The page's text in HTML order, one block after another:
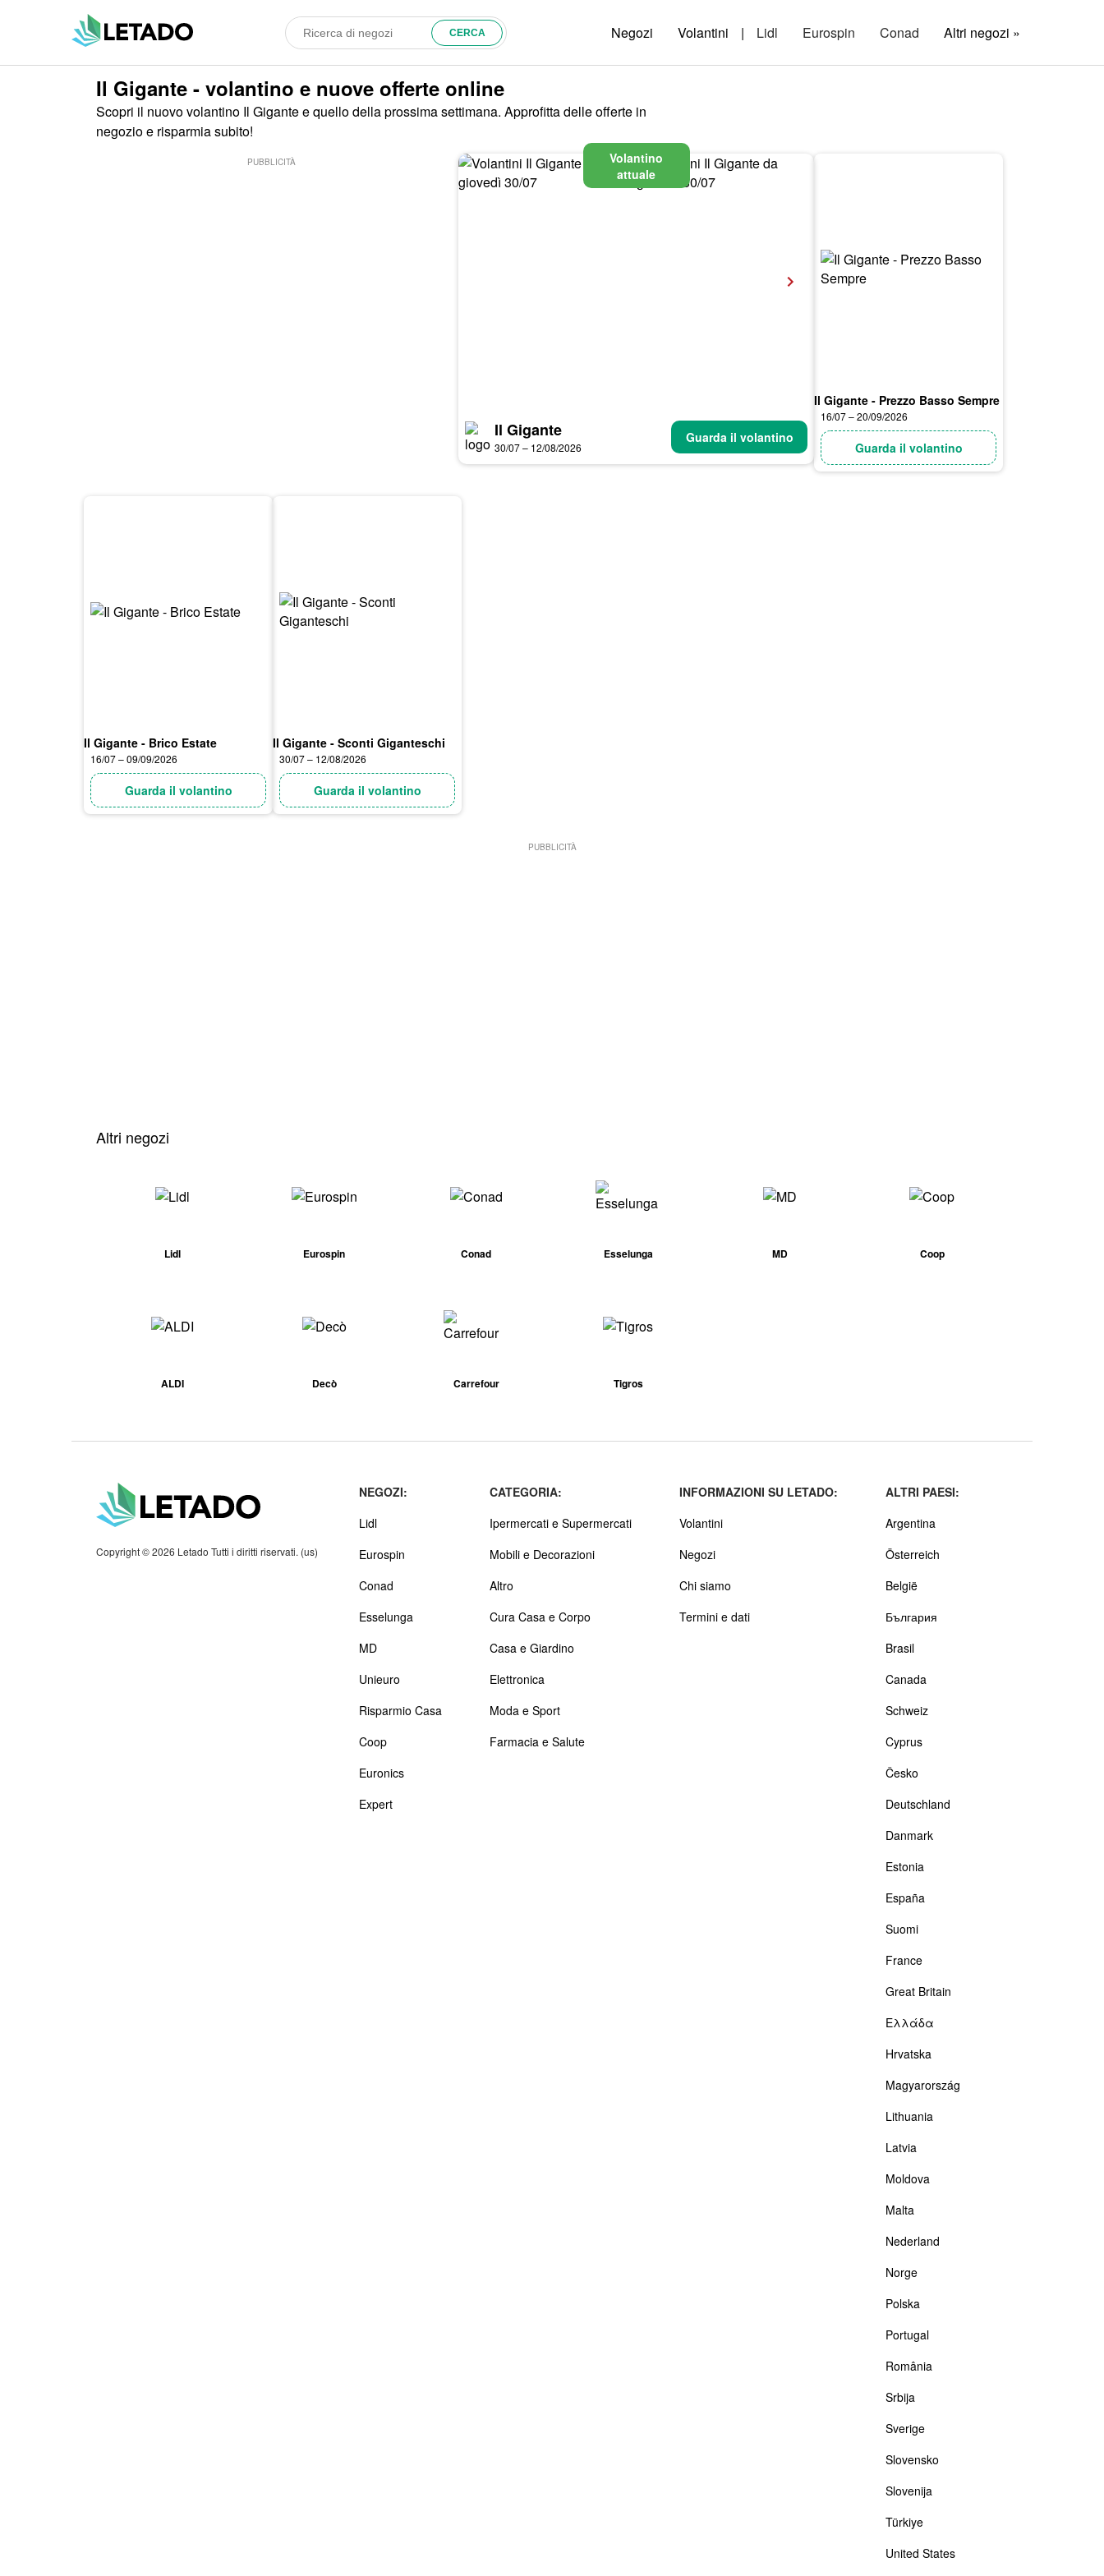
Negozi Volantini | Lidl Eurospin Conad Altri negozi »
Il Gigante - volantino e nuove offerte online
Scopri il nuovo volantino Il Gigante e quello della prossima settimana. Approfitta delle offerte in
negozio e risparmia subito!
PUBBLICITÀ
Volantino
attuale
Il Gigante
30/07 – 12/08/2026
Guarda il volantino
Il Gigante - Prezzo Basso Sempre
16/07 – 20/09/2026
Guarda il volantino
Il Gigante - Brico Estate
16/07 – 09/09/2026
Guarda il volantino
Il Gigante - Sconti Giganteschi
30/07 – 12/08/2026
Guarda il volantino
PUBBLICITÀ
Altri negozi
Lidl Eurospin Conad Esselunga MD Coop
ALDI Decò Carrefour Tigros
Copyright © 2026 Letado Tutti i diritti riservati. (us)
NEGOZI:
Lidl
Eurospin
Conad
Esselunga
MD
Unieuro
Risparmio Casa
Coop
Euronics
Expert
CATEGORIA:
Ipermercati e Supermercati
Mobili e Decorazioni
Altro
Cura Casa e Corpo
Casa e Giardino
Elettronica
Moda e Sport
Farmacia e Salute
INFORMAZIONI SU LETADO:
Volantini
Negozi
Chi siamo
Termini e dati
ALTRI PAESI:
Argentina
Österreich
België
България
Brasil
Canada
Schweiz
Cyprus
Česko
Deutschland
Danmark
Estonia
España
Suomi
France
Great Britain
Ελλάδα
Hrvatska
Magyarország
Lithuania
Latvia
Moldova
Malta
Nederland
Norge
Polska
Portugal
România
Srbija
Sverige
Slovensko
Slovenija
Türkiye
United States